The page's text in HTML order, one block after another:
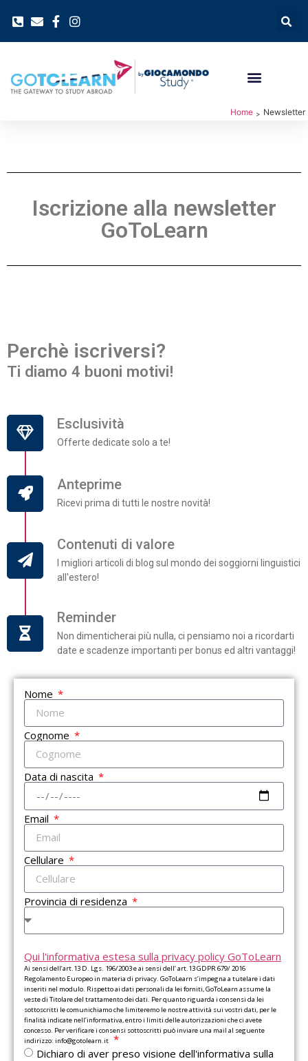
Home > Newsletter
Iscrizione alla newsletter
GoToLearn
Perchè iscriversi?
Ti diamo 4 buoni motivi!
Esclusività
Offerte dedicate solo a te!
Anteprime
Ricevi prima di tutti le nostre novità!
Contenuti di valore
I migliori articoli di blog sul mondo dei soggiorni linguistici
all'estero!
Reminder
Non dimenticherai più nulla, ci pensiamo noi a ricordarti
date e scadenze importanti per bonus ed altri vantaggi!
Nome
Cognome
Data di nascita
Email
Cellulare
Provincia di residenza
Qui l'informativa estesa sulla privacy policy GoToLearn
Ai sensi dell’art.13 D. Lgs. 196/2003 e ai sensi dell’ art.13 GDPR 679/ 2016
Regolamento Europeo in materia di privacy. GoToLearn s’impegna a tutelare i dati
inseriti nel modulo. Rispetto ai dati personali da lei forniti, GoToLearn assume la
veste di Titolare del trattamento dei dati. Per quanto riguarda i consensi da lei
sottoscritti le comunichiamo che limiteremo le nostre attività sui vostri dati, per le
finalità indicate nell’informativa, entro i limiti delle autorizzazioni che ci avete
concesso. Per verificare i consensi sottoscritti può inviare una mail al seguente
indirizzo: info@gotolearn.it
Dichiaro di aver preso visione dell'informativa sulla